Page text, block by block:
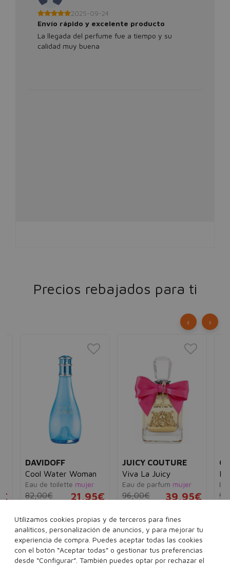
2025-09-24
Envío rápido y excelente producto
La llegada del perfume fue a tiempo y su
calidad muy buena
Precios rebajados para ti
DAVIDOFF
Cool Water Woman
Eau de toilette mujer
82,00€ 21,95€
30 ml 50 ml 100 ml
JUICY COUTURE
Viva La Juicy
Eau de parfum mujer
96,00€ 39,95€
30 ml 50 ml 100 ml
‹ ›
Utilizamos cookies propias y de terceros para fines
analíticos, personalización de anuncios, y para mejorar tu
experiencia de compra. Puedes aceptar todas las cookies
con el botón “Aceptar todas” o gestionar tus preferencias
desde “Configurar”. También puedes optar por rechazar el